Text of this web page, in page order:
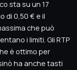
sta su un 17
di 0,50 € e il
che può
i limiti. Gli RTP
è ottimo per
ha anche tasti